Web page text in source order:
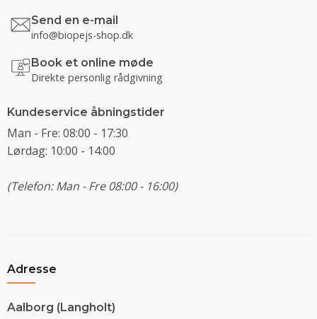
Send en e-mail
info@biopejs-shop.dk
Book et online møde
Direkte personlig rådgivning
Kundeservice åbningstider
Man - Fre: 08:00 - 17:30
Lørdag: 10:00 - 14:00
(Telefon: Man - Fre 08:00 - 16:00)
Adresse
Aalborg (Langholt)